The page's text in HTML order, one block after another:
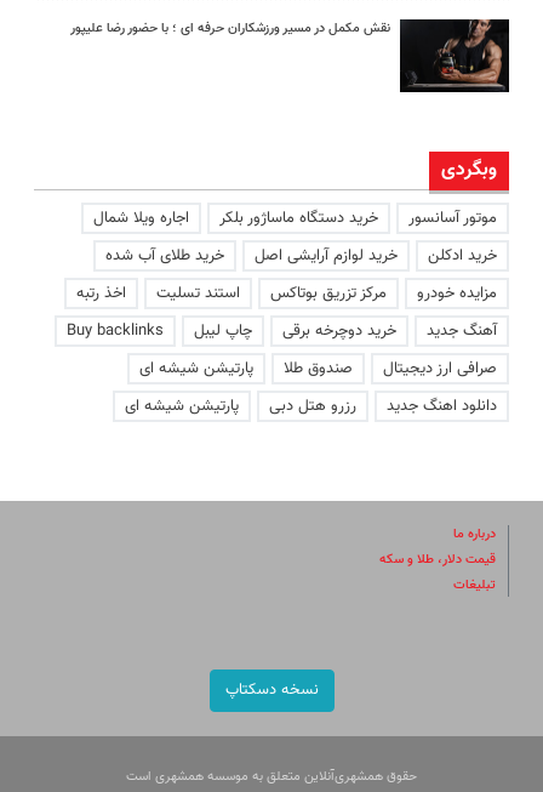
نقش مکمل در مسیر ورزشکاران حرفه ای ؛ با حضور رضا علیپور
وبگردی
موتور آسانسور خرید دستگاه ماساژور بلکر
اجاره ویلا شمال
خرید ادکلن
خرید لوازم آرایشی اصل
خرید طلای آب شده
مزایده خودرو
مرکز تزریق بوتاکس استند تسلیت
اخذ رتبه
آهنگ جدید
خرید دوچرخه برقی چاپ لیبل
Buy backlinks
صرافی ارز دیجیتال
صندوق طلا
پارتیشن شیشه ای
دانلود اهنگ جدید
رزرو هتل دبی پارتیشن شیشه ای
درباره ما
قیمت دلار، طلا و سکه
تبلیغات
نسخه دسکتاپ
حقوق همشهری‌آنلاین متعلق به موسسه همشهری است